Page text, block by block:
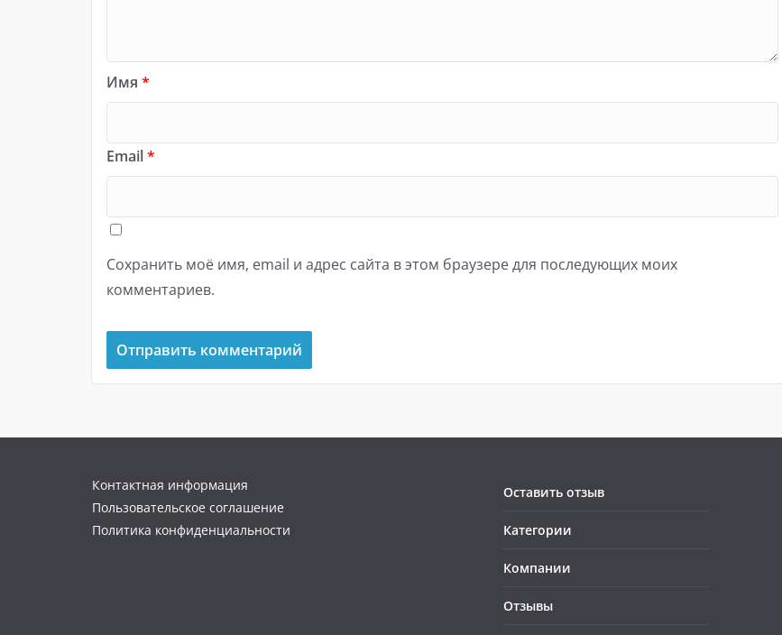
Имя *
Email*
Сохранить моё имя, email и адрес сайта в этом браузере для последующих моих
комментариев.
Контактная информация
Пользовательское соглашение
Политика конфиденциальности
Оставить отзыв
Категории
Компании
Отзывы